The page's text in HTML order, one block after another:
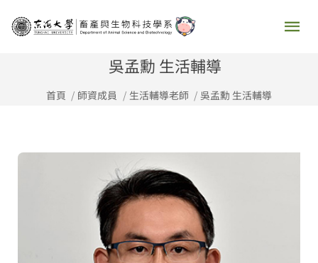
主
吳孟勳 生活輔導
首頁 師資成員 生活輔導老師 吳孟勳 生活輔導